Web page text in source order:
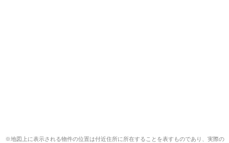
※地図上に表示される物件の位置は付近住所に所在することを表すものであり、実際の